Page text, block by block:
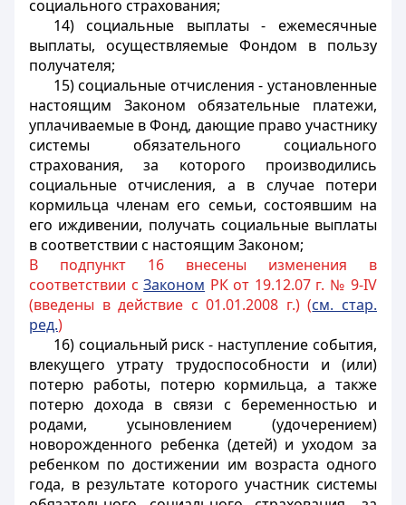
социального страхования;
14) социальные выплаты - ежемесячные
выплаты, осуществляемые Фондом в пользу
получателя;
15) социальные отчисления - установленные
настоящим Законом обязательные платежи,
уплачиваемые в Фонд, дающие право участнику
системы обязательного социального
страхования, за которого производились
социальные отчисления, а в случае потери
кормильца членам его семьи, состоявшим на
его иждивении, получать социальные выплаты
в соответствии с настоящим Законом;
В подпункт 16 внесены изменения в
соответствии сЗаконом РК от 19.12.07 г. № 9-IV
(введены в действие с 01.01.2008 г.) (см. стар.
ред.)
16) социальный риск - наступление события,
влекущего утрату трудоспособности и (или)
потерю работы, потерю кормильца,а также
потерю дохода в связи с беременностью и
родами, усыновлением (удочерением)
новорожденного ребенка (детей) и уходом за
ребенком по достижении им возраста одного
года, в результате которого участник системы